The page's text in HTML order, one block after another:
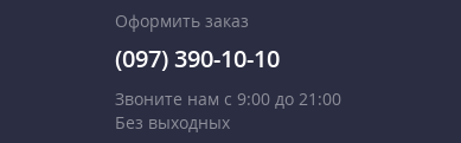
Оформить заказ
(097) 390-10-10
Звоните нам с 9:00 до 21:00
Без выходных